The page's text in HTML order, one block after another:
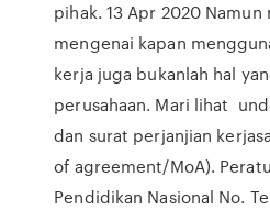
pihak. 13 Apr 2020
mengenai kapan
kerja juga bukanlah hal
perusahaan. Mari lihat
dan surat perjanjian
of agreement/MoA).
Pendidikan Nasional No.